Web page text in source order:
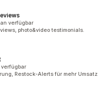
verfügbar
photo&video testimonials.
verfügbar
Restock-Alerts für mehr Umsatz